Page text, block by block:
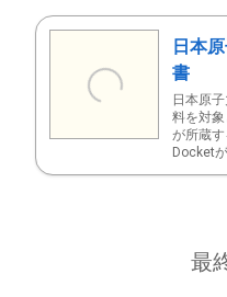
日本
書
日本原
料を対
が所蔵す
Docket
最